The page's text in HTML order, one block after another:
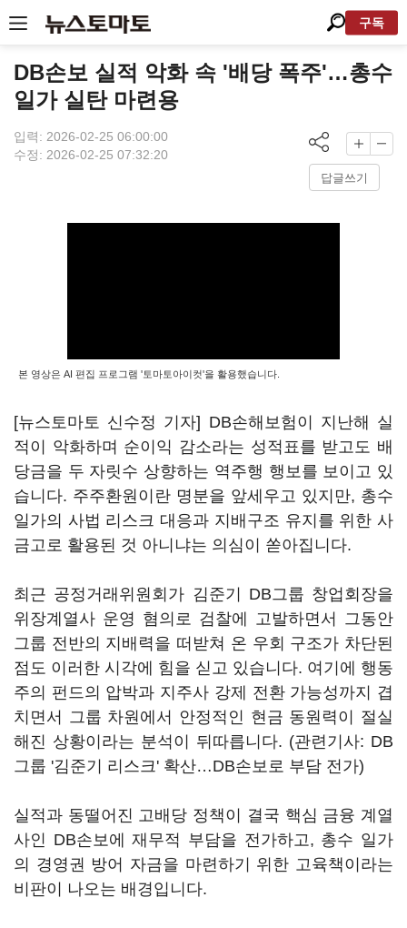
구독
DB손보 실적 악화 속 '배당 폭주'…총수
일가 실탄 마련용
입력: 2026-02-25 06:00:00
수정: 2026-02-25 07:32:20
답글쓰기
본 영상은 AI 편집 프로그램 '토마토아이컷'을 활용했습니다.
[뉴스토마토 신수정 기자] DB손해보험이 지난해 실
적이 악화하며 순이익 감소라는 성적표를 받고도 배
당금을 두 자릿수 상향하는 역주행 행보를 보이고 있
습니다. 주주환원이란 명분을 앞세우고 있지만, 총수
일가의 사법 리스크 대응과 지배구조 유지를 위한 사
금고로 활용된 것 아니냐는 의심이 쏟아집니다.
최근 공정거래위원회가 김준기 DB그룹 창업회장을
위장계열사 운영 혐의로 검찰에 고발하면서 그동안
그룹 전반의 지배력을 떠받쳐 온 우회 구조가 차단된
점도 이러한 시각에 힘을 싣고 있습니다. 여기에 행동
주의 펀드의 압박과 지주사 강제 전환 가능성까지 겹
치면서 그룹 차원에서 안정적인 현금 동원력이 절실
해진 상황이라는 분석이 뒤따릅니다. (관련기사: DB
그룹 '김준기 리스크' 확산…DB손보로 부담 전가)
실적과 동떨어진 고배당 정책이 결국 핵심 금융 계열
사인 DB손보에 재무적 부담을 전가하고, 총수 일가
의 경영권 방어 자금을 마련하기 위한 고육책이라는
비판이 나오는 배경입니다.